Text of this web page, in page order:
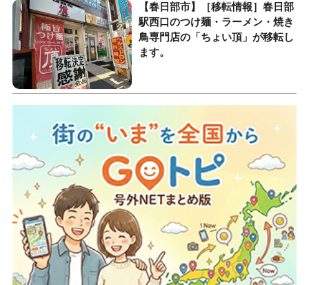
【春日部市】［移転情報］春日部
駅西口のつけ麺・ラーメン・焼き
鳥専門店の「ちょい頂」が移転し
ます。